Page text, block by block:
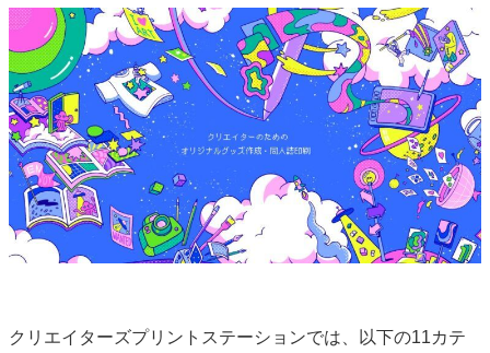
特集・デジタル印刷 ～ 新成長軌道を描く
案内
発刊案内
JFPI印刷用語集 印刷機材年鑑
運営
会社案内
購読・購入申し込み
サイトポリシー
お問い合わせ
クリエイターズプリントステーションでは、以下の11カテ